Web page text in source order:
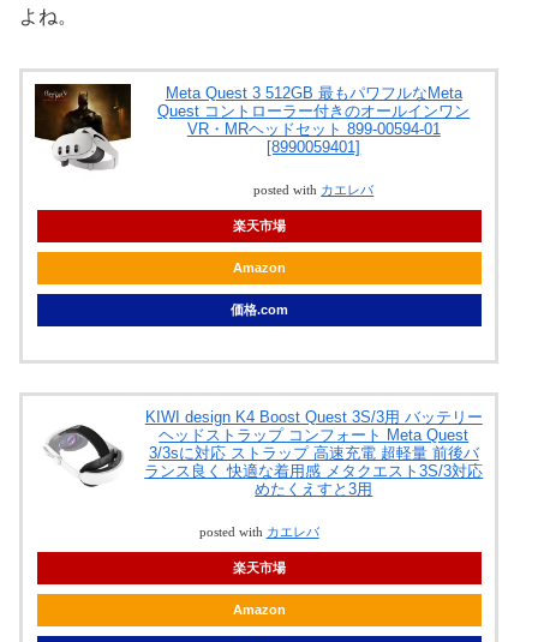
よね。
Meta Quest 3 512GB 最もパワフルなMeta
Quest コントローラー付きのオールインワン
VR・MRヘッドセット 899-00594-01
[8990059401]
posted with カエレバ
楽天市場
Amazon
価格.com
KIWI design K4 Boost Quest 3S/3用 バッテリー
ヘッドストラップ コンフォート Meta Quest
3/3sに対応 ストラップ 高速充電 超軽量 前後バ
ランス良く 快適な着用感 メタクエスト3S/3対応
めたくえすと3用
posted with カエレバ
楽天市場
Amazon